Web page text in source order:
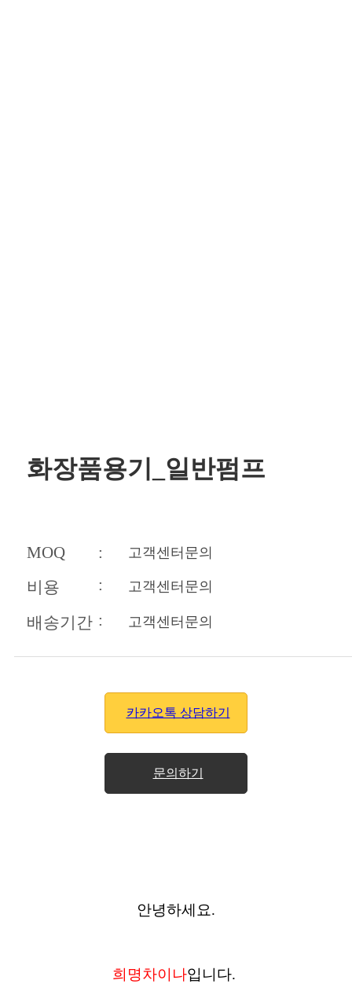
화장품용기_일반펌프
MOQ : 고객센터문의
비용 : 고객센터문의
배송기간 : 고객센터문의
카카오톡 상담하기
문의하기
안녕하세요.
희명차이나입니다.